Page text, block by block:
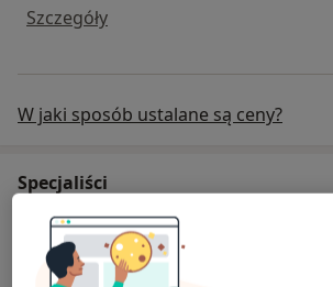
Szczegółykonsultacja internistyczna
W jaki sposób ustalane są ceny?
Specjaliści
Internista